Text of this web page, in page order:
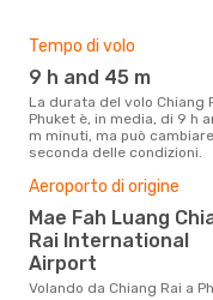
Tempo di volo
9 h and 45 m
La durata del volo Chiang Rai
Phuket è, in media, di 9 h
m minuti, ma può
seconda delle condizioni.
Aeroporto di origine
Mae Fah Luang Chiang
Rai International
Airport
Volando da Chiang Rai a